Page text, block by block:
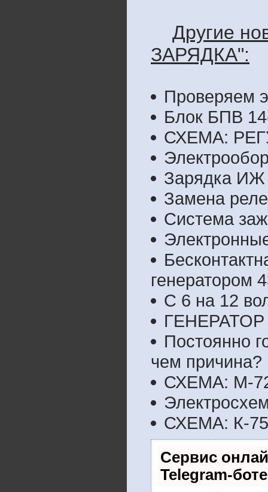
Другие
ЗАРЯДКА":
Проверяем
Блок БПВ
СХЕМА:
Зарядка
Замена
Система
генератором
С 6 на 12
Постоянно
чем причина?
СХЕМА: М-
СХЕМА: К-
Сервис
Telegram-боте